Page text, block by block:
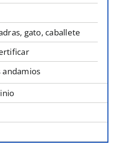
gato, caballete
andamios